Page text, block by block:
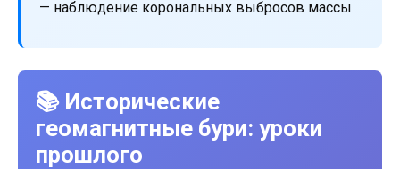
— наблюдение корональных выбросов массы
📚 Исторические
геомагнитные бури: уроки
прошлого